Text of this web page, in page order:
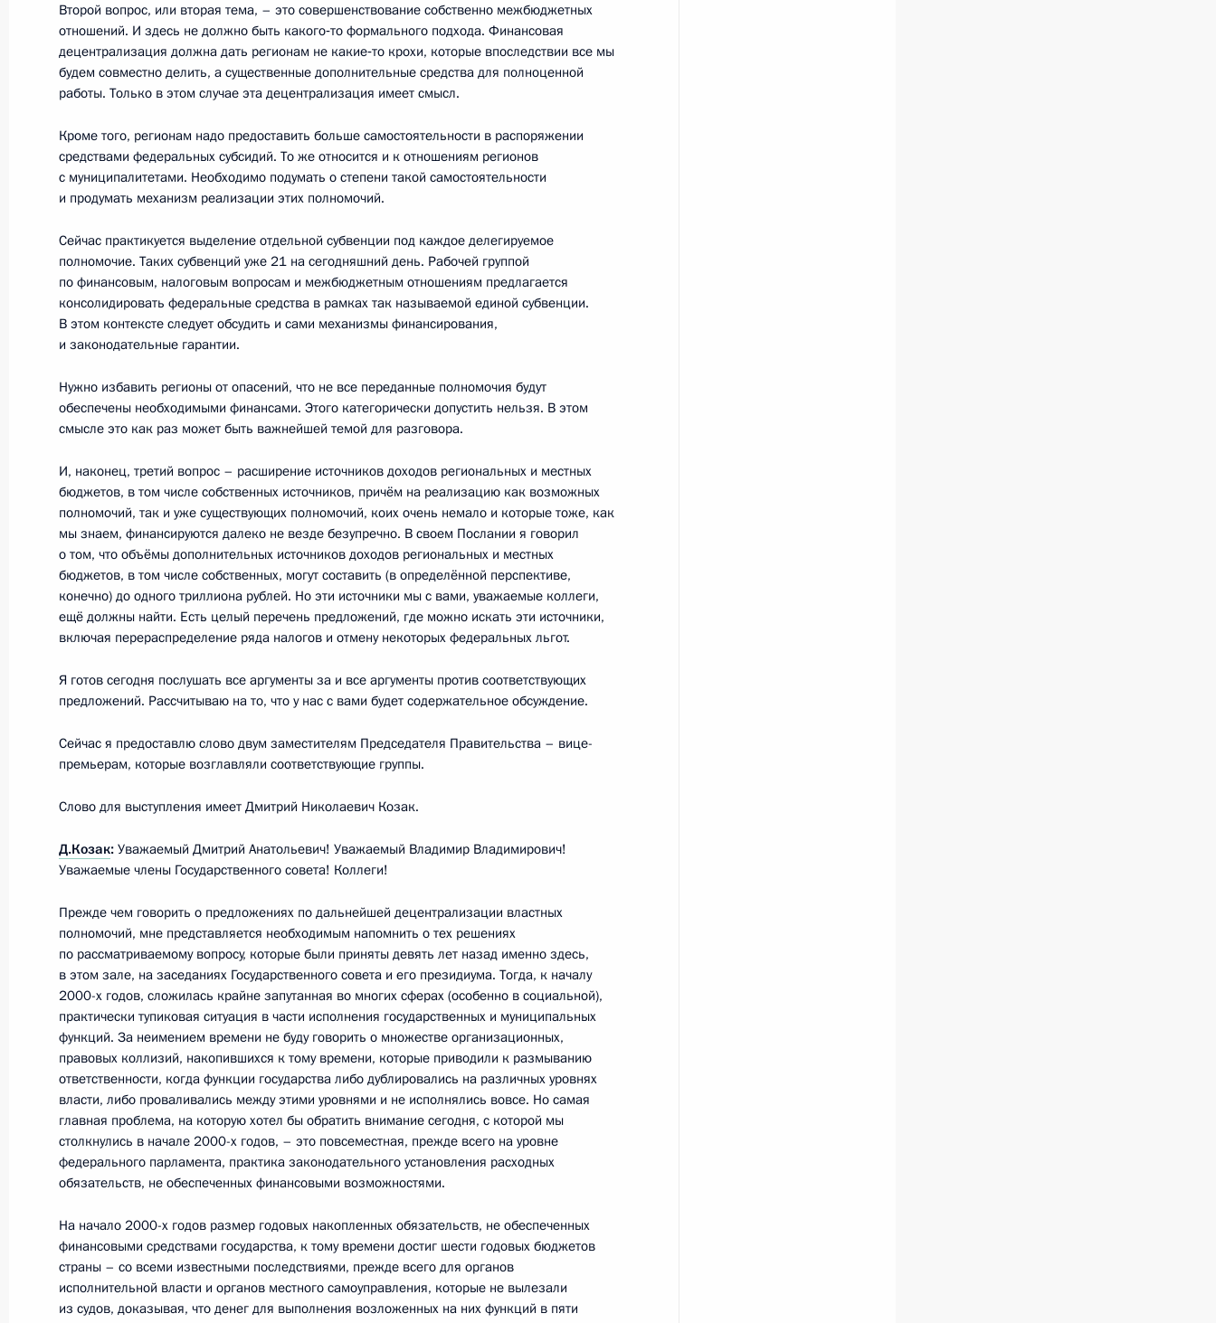
11 января 2012 года, среда
Встреча с председателем правления компании «Газпром»
11 января 2012 года, 15:30 Московская область, Горки
10 января 2012 года, вторник
Рабочая встреча с мэром Москвы Сергеем Собяниным
10 января 2012 года, 16:30 Московская область, Горки
5 января 2012 года, четверг
Совещание о ходе выполнения программы строительства
5 января 2012 года, 17:00 Сочи, Красная Поляна
31 декабря 2011 года, суббота
Новогоднее обращение к гражданам России
31 декабря 2011 года, 23:55 Москва
Дмитрий Медведев вручил государственные награды
29 декабря 2011 года, 14:30 Москва, Кремль
Федерации
29 декабря 2011 года, 14:00 Москва, Кремль
27 декабря 2011 года, вторник
Владислав Сурков назначен Заместителем Председателя
Правительства
27 декабря 2011 года, 18:00 Московская область, Горки
Совета по развитию гражданского общества и правам человека
Михаилом Федотовым
27 декабря 2011 года, 16:45 Московская область, Горки
Второй вопрос, или вторая тема, – это совершенствование собственно межбюджетных
отношений. И здесь не должно быть какого‑то формального подхода. Финансовая
децентрализация должна дать регионам не какие‑то крохи, которые впоследствии все мы
будем совместно делить, а существенные дополнительные средства для полноценной
работы. Только в этом случае эта децентрализация имеет смысл.
Кроме того, регионам надо предоставить больше самостоятельности в распоряжении
средствами федеральных субсидий. То же относится и к отношениям регионов
с муниципалитетами. Необходимо подумать о степени такой самостоятельности
и продумать механизм реализации этих полномочий.
Сейчас практикуется выделение отдельной субвенции под каждое делегируемое
полномочие. Таких субвенций уже 21 на сегодняшний день. Рабочей группой
по финансовым, налоговым вопросам и межбюджетным отношениям предлагается
консолидировать федеральные средства в рамках так называемой единой субвенции.
В этом контексте следует обсудить и сами механизмы финансирования,
и законодательные гарантии.
Нужно избавить регионы от опасений, что не все переданные полномочия будут
обеспечены необходимыми финансами. Этого категорически допустить нельзя. В этом
смысле это как раз может быть важнейшей темой для разговора.
И, наконец, третий вопрос – расширение источников доходов региональных и местных
бюджетов, в том числе собственных источников, причём на реализацию как возможных
полномочий, так и уже существующих полномочий, коих очень немало и которые тоже, как
мы знаем, финансируются далеко не везде безупречно. В своем Послании я говорил
о том, что объёмы дополнительных источников доходов региональных и местных
бюджетов, в том числе собственных, могут составить (в определённой перспективе,
конечно) до одного триллиона рублей. Но эти источники мы с вами, уважаемые коллеги,
ещё должны найти. Есть целый перечень предложений, где можно искать эти источники,
включая перераспределение ряда налогов и отмену некоторых федеральных льгот.
Я готов сегодня послушать все аргументы за и все аргументы против соответствующих
предложений. Рассчитываю на то, что у нас с вами будет содержательное обсуждение.
Сейчас я предоставлю слово двум заместителям Председателя Правительства – вице-
премьерам, которые возглавляли соответствующие группы.
Слово для выступления имеет Дмитрий Николаевич Козак.
Д.Козак: Уважаемый Дмитрий Анатольевич! Уважаемый Владимир Владимирович!
Уважаемые члены Государственного совета! Коллеги!
Прежде чем говорить о предложениях по дальнейшей децентрализации властных
полномочий, мне представляется необходимым напомнить о тех решениях
по рассматриваемому вопросу, которые были приняты девять лет назад именно здесь,
в этом зале, на заседаниях Государственного совета и его президиума. Тогда, к началу
2000-х годов, сложилась крайне запутанная во многих сферах (особенно в социальной),
практически тупиковая ситуация в части исполнения государственных и муниципальных
функций. За неимением времени не буду говорить о множестве организационных,
правовых коллизий, накопившихся к тому времени, которые приводили к размыванию
ответственности, когда функции государства либо дублировались на различных уровнях
власти, либо проваливались между этими уровнями и не исполнялись вовсе. Но самая
главная проблема, на которую хотел бы обратить внимание сегодня, с которой мы
столкнулись в начале 2000-х годов, – это повсеместная, прежде всего на уровне
федерального парламента, практика законодательного установления расходных
обязательств, не обеспеченных финансовыми возможностями.
На начало 2000-х годов размер годовых накопленных обязательств, не обеспеченных
финансовыми средствами государства, к тому времени достиг шести годовых бюджетов
страны – со всеми известными последствиями, прежде всего для органов
исполнительной власти и органов местного самоуправления, которые не вылезали
из судов, доказывая, что денег для выполнения возложенных на них функций в пяти